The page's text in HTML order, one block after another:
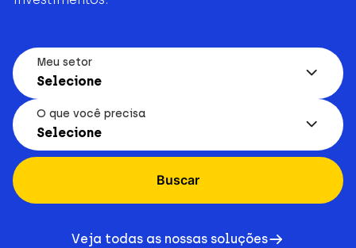
Meu setor
Selecione
O que você precisa
Selecione
Buscar
Veja todas as nossas soluções